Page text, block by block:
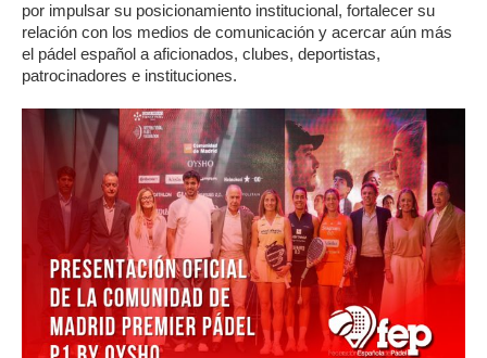
por impulsar su posicionamiento institucional, fortalecer su
relación con los medios de comunicación y acercar aún más
el pádel español a aficionados, clubes, deportistas,
patrocinadores e instituciones.